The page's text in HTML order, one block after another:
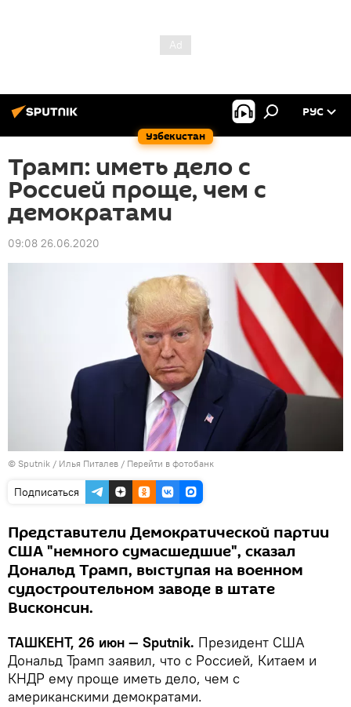
Узбекистан
РУС
Трамп: иметь дело с
Россией проще, чем с
демократами
09:08 26.06.2020
© Sputnik / Илья Питалев / Перейти в фотобанк
Подписаться
Представители Демократической партии
США "немного сумасшедшие", сказал
Дональд Трамп, выступая на военном
судостроительном заводе в штате
Висконсин.
ТАШКЕНТ, 26 июн — Sputnik. Президент США
Дональд Трамп заявил, что с Россией, Китаем и
КНДР ему проще иметь дело, чем с
американскими демократами.